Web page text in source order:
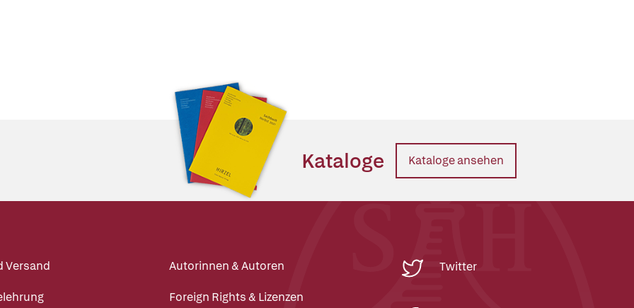
Kataloge Kataloge ansehen
Versand Autorinnen & Autoren
Foreign Rights & Lizenzen
Twitter